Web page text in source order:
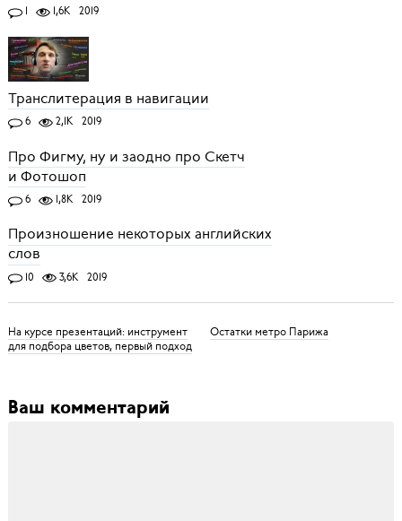
1 1,6K 2019
Транслитерация в навигации
6 2,1K 2019
Про Фигму, ну и заодно про Скетч
и Фотошоп
6 1,8K 2019
Произношение некоторых английских
слов
10 3,6K 2019
На курсе презентаций: инструмент
для подбора цветов, первый подход
Остатки метро Парижа
Ваш комментарий